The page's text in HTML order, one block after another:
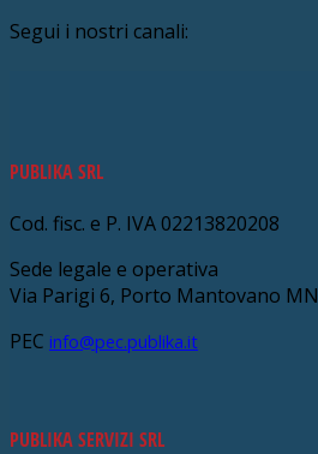
Segui i nostri canali:
PUBLIKA SRL
Cod. fisc. e P. IVA 02213820208
Sede legale e operativa
Via Parigi 6, Porto Mantovano MN
PEC info@pec.publika.it
PUBLIKA SERVIZI SRL